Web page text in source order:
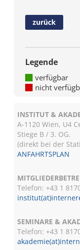
zurück
Legende
verfügbar
nicht
INSTITUT &
A-1120 Wien, U4
Stiege B / 3. OG.
(direkt bei der
ANFAHRTSPLAN
Telefon: +43 1
SEMINARE &
Telefon: +43 1